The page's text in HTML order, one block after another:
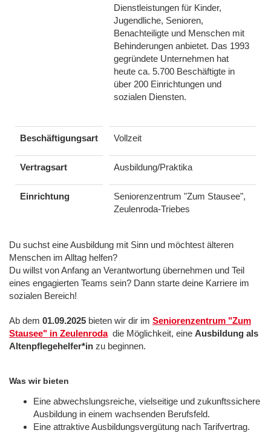
Dienstleistungen für Kinder,
Jugendliche, Senioren,
Benachteiligte und Menschen mit
Behinderungen anbietet. Das 1993
gegründete Unternehmen hat
heute ca. 5.700 Beschäftigte in
über 200 Einrichtungen und
sozialen Diensten.
Beschäftigungsart Vollzeit
Vertragsart Ausbildung/Praktika
Einrichtung
Seniorenzentrum "Zum Stausee",
Zeulenroda-Triebes
Du suchst eine Ausbildung mit Sinn und möchtest älteren
Menschen im Alltag helfen?
Du willst von Anfang an Verantwortung übernehmen und Teil
eines engagierten Teams sein? Dann starte deine Karriere im
sozialen Bereich!
Ab dem 01.09.2025 bieten wir dir im Seniorenzentrum "Zum
Stausee" in Zeulenroda die Möglichkeit, eine Ausbildung als
Altenpflegehelfer*in zu beginnen.
Was wir bieten
Eine abwechslungsreiche, vielseitige und zukunftssichere
Ausbildung in einem wachsenden Berufsfeld.
Eine attraktive Ausbildungsvergütung nach Tarifvertrag.